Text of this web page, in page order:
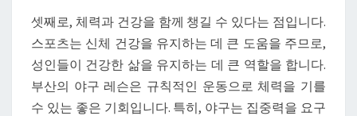
셋째로, 체력과 건강을 함께 챙길 수 있다는 점입니다.
스포츠는 신체 건강을 유지하는 데 큰 도움을 주므로,
성인들이 건강한 삶을 유지하는 데 큰 역할을 합니다.
부산의 야구 레슨은 규칙적인 운동으로 체력을 기를
수 있는 좋은 기회입니다. 특히, 야구는 집중력을 요구